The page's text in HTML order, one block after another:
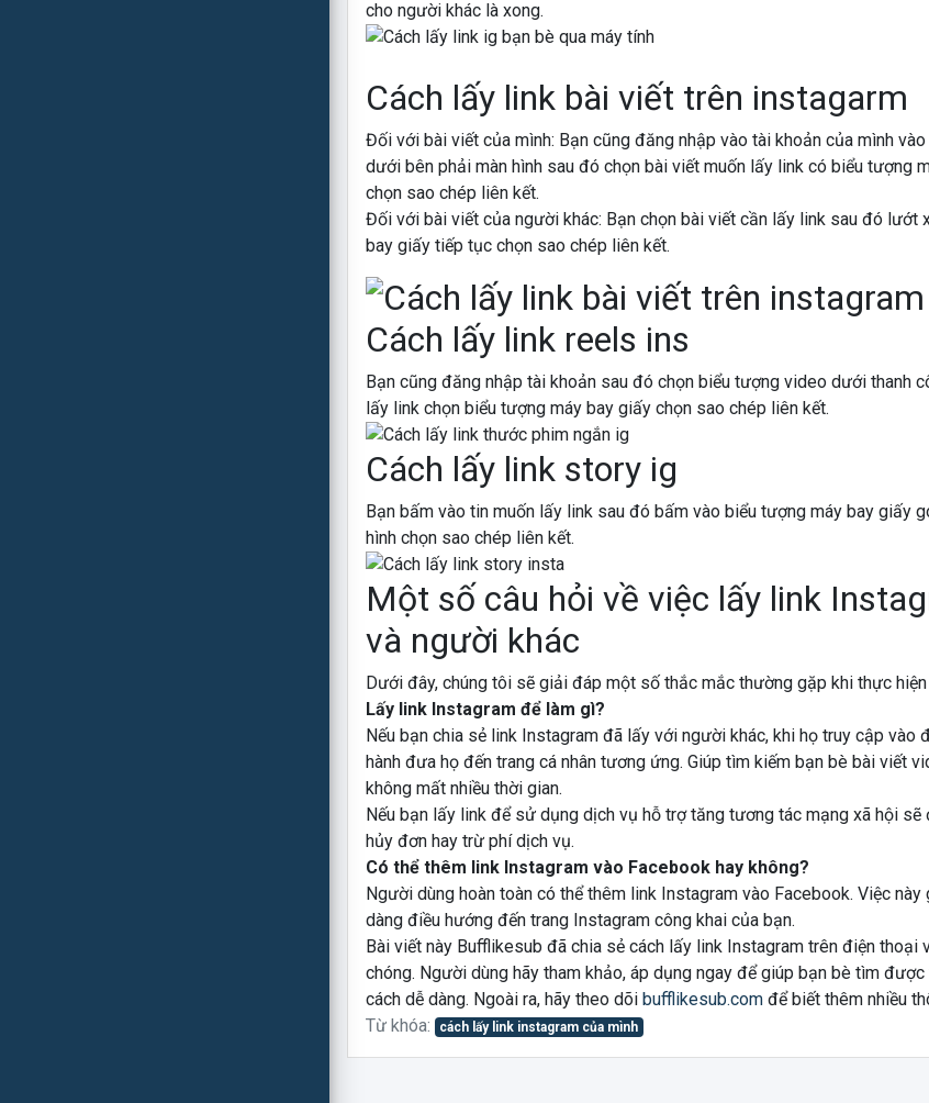
cho người khác là xong.
Cách lấy link bài viết trên instagarm
Đối với bài viết của mình: Bạn cũng đăng nhập vào tài khoản của mình
dưới bên phải màn hình sau đó chọn bài viết muốn lấy link có biểu tượng
chọn sao chép liên kết.
Đối với bài viết của người khác: Bạn chọn bài viết cần lấy link sau đó lướt
bay giấy tiếp tục chọn sao chép liên kết.
Cách lấy link reels ins
Bạn cũng đăng nhập tài khoản sau đó chọn biểu tượng video dưới thanh
lấy link chọn biểu tượng máy bay giấy chọn sao chép liên kết.
Cách lấy link story ig
Bạn bấm vào tin muốn lấy link sau đó bấm vào biểu tượng máy bay giấy
hình chọn sao chép liên kết.
Một số câu hỏi về việc lấy link
và người khác
Dưới đây, chúng tôi sẽ giải đáp một số thắc mắc thường gặp khi thực
Lấy link Instagram để làm gì?
Nếu bạn chia sẻ link Instagram đã lấy với người khác, khi họ truy cập vào
hành đưa họ đến trang cá nhân tương ứng. Giúp tìm kiếm bạn bè bài viết
không mất nhiều thời gian.
Nếu bạn lấy link để sử dụng dịch vụ hỗ trợ tăng tương tác mạng xã hội sẽ
hủy đơn hay trừ phí dịch vụ.
Có thể thêm link Instagram vào Facebook hay không?
Người dùng hoàn toàn có thể thêm link Instagram vào Facebook. Việc
dàng điều hướng đến trang Instagram công khai của bạn.
Bài viết này Bufflikesub đã chia sẻ cách lấy link Instagram trên điện thoại
chóng. Người dùng hãy tham khảo, áp dụng ngay để giúp bạn bè tìm
cách dễ dàng. Ngoài ra, hãy theo dõi bufflikesub.comđể biết thêm nhiều
Từ khóa:
cách lấy link instagram của mình